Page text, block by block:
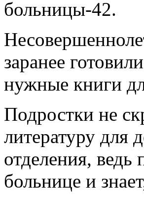
больницы-42.
заранее
нужные книги
Подростки не
литературу для
отделения,
больнице и